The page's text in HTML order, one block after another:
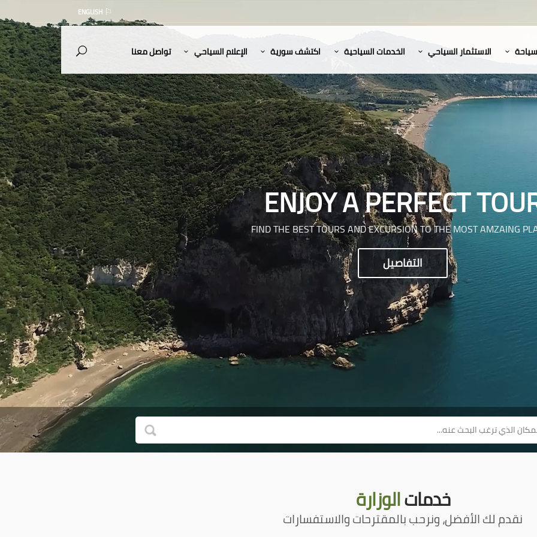
ENGLISH
الاستثمار السياحي الخدمات السياحية اكتشف سورية الإعلام السياحي تواصل معنا
ENJOY A PERFECT
FIND THE BEST TOURS AND EXCURSION TO THE MOST AMZAING
التفاصيل
خدماتالوزارة
نقدم لك الأفضل، ونرحب بالمقترحات والاستفسارات